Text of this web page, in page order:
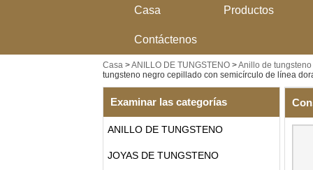
Casa Productos
Contáctenos
Casa>ANILLO DE TUNGSTENO>Anillo de tungsteno
tungsteno negro cepillado con semicírculo de línea
Examinar las categorías
ANILLO DE TUNGSTENO
JOYAS DE TUNGSTENO